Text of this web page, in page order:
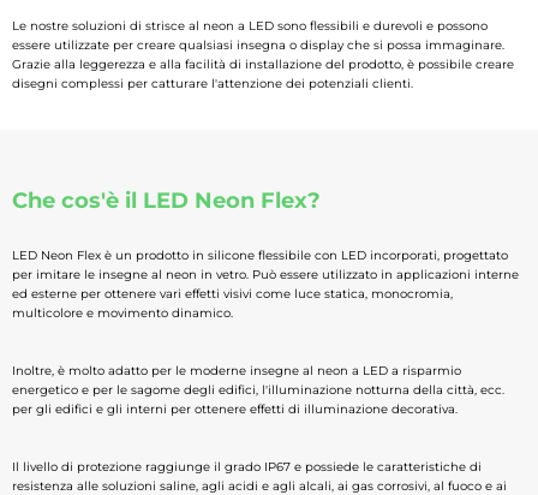
Le nostre soluzioni di strisce al neon a LED sono flessibili e durevoli e possono
essere utilizzate per creare qualsiasi insegna o display che si possa immaginare.
Grazie alla leggerezza e alla facilità di installazione del prodotto, è possibile creare
disegni complessi per catturare l'attenzione dei potenziali clienti.
Che cos'è il LED Neon Flex?
LED Neon Flex è un prodotto in silicone flessibile con LED incorporati, progettato
per imitare le insegne al neon in vetro. Può essere utilizzato in applicazioni interne
ed esterne per ottenere vari effetti visivi come luce statica, monocromia,
multicolore e movimento dinamico.
Inoltre, è molto adatto per le moderne insegne al neon a LED a risparmio
energetico e per le sagome degli edifici, l'illuminazione notturna della città, ecc.
per gli edifici e gli interni per ottenere effetti di illuminazione decorativa.
Il livello di protezione raggiunge il grado IP67 e possiede le caratteristiche di
resistenza alle soluzioni saline, agli acidi e agli alcali, ai gas corrosivi, al fuoco e ai